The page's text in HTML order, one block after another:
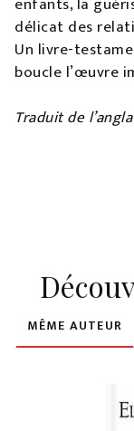
délicat des
Un livre-
boucle l’œuvre
Traduit de
MÊME AUTEUR